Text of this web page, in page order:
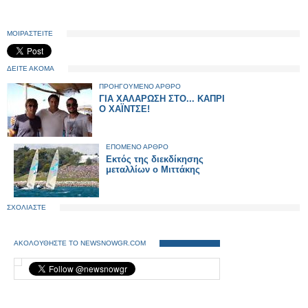
ΜΟΙΡΑΣΤΕΙΤΕ
ΔΕΙΤΕ ΑΚΟΜΑ
ΠΡΟΗΓΟΥΜΕΝΟ ΑΡΘΡΟ
ΓΙΑ ΧΑΛΑΡΩΣΗ ΣΤΟ... ΚΑΠΡΙ
Ο ΧΑΪΝΤΣΕ!
ΕΠΟΜΕΝΟ ΑΡΘΡΟ
Εκτός της διεκδίκησης
μεταλλίων ο Μιττάκης
ΣΧΟΛΙΑΣΤΕ
ΑΚΟΛΟΥΘΗΣΤΕ ΤΟ NEWSNOWGR.COM